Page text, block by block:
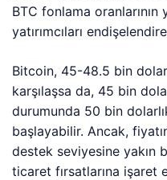
BTC fonlama
yatırımcıları
Bitcoin, 45-48.5 bin
karşılaşsa da, 45 bin
durumunda 50 bin
başlayabilir. Ancak,
destek seviyesine yakın
ticaret fırsatlarına işaret